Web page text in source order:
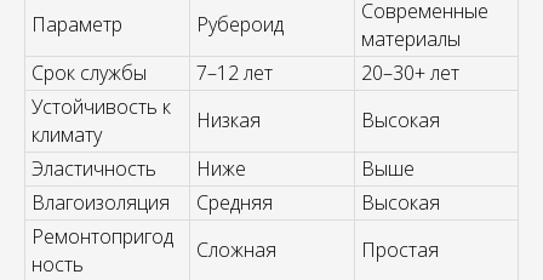
Параметр Рубероид
Современные
материалы
Срок службы
7–12 лет
20–30+ лет
Устойчивость к
климату
Низкая
Высокая
Эластичность
Ниже
Выше
Влагоизоляция
Средняя
Высокая
Ремонтопригод
ность
Сложная
Простая